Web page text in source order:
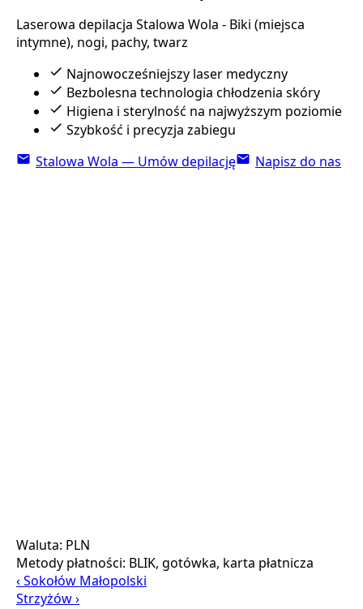
Laserowa depilacja Stalowa Wola - Biki (miejsca
intymne), nogi, pachy, twarz
Najnowocześniejszy laser medyczny
Bezbolesna technologia chłodzenia skóry
Higiena i sterylność na najwyższym poziomie
Szybkość i precyzja zabiegu
Stalowa Wola — Umów depilację
Napisz do nas
Waluta: PLN
Metody płatności: BLIK, gotówka, karta płatnicza
‹ Sokołów Małopolski
Strzyżów ›